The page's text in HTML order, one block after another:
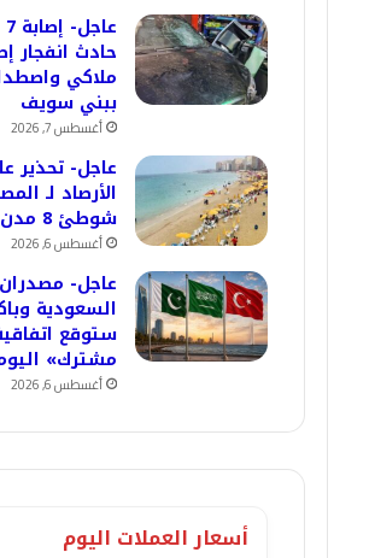
حادث انفجار
ملاكي
ببني سويف
أغسطس 7, 2026
عاجل- تحذير
الأرصاد لـ
شوطئ 8 مدن
أغسطس 6, 2026
عاجل- مصدران
السعودية
ستوقع
مشترك»
أغسطس 6, 2026
أسعار العملات اليوم